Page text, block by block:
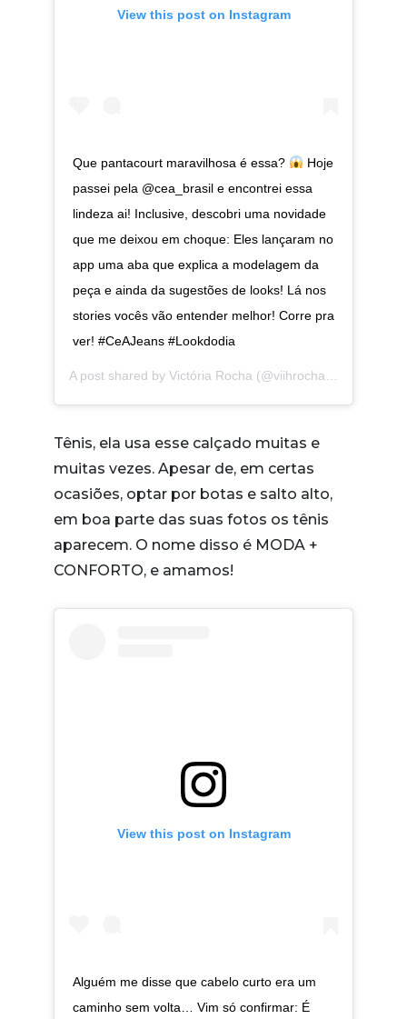
View this post on Instagram
Que pantacourt maravilhosa é essa?
Hoje
passei pela @cea_brasil e encontrei essa
lindeza ai! Inclusive, descobri uma novidade
que me deixou em choque: Eles lançaram no
app uma aba que explica a modelagem da
peça e ainda da sugestões de looks! Lá nos
stories vocês vão entender melhor! Corre pra
ver! #CeAJeans #Lookdodia
A post shared by Victória Rocha (@viihrocha) on
Tênis, ela usa esse calçado muitas e
muitas vezes. Apesar de, em certas
ocasiões, optar por botas e salto alto,
em boa parte das suas fotos os tênis
aparecem. O nome disso é MODA +
CONFORTO, e amamos!
View this post on Instagram
Alguém me disse que cabelo curto era um
caminho sem volta… Vim só confirmar: É